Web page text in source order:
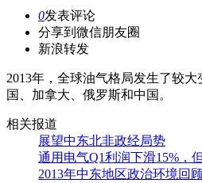
0发表评论
分享到微信朋友圈
新浪转发
2013年，全球油气格局发生了较
国、加拿大、俄罗斯和中国。
相关报道
展望中东北非政经局势
通用电气Q1利润下滑15%，
2013年中东地区政治环境回